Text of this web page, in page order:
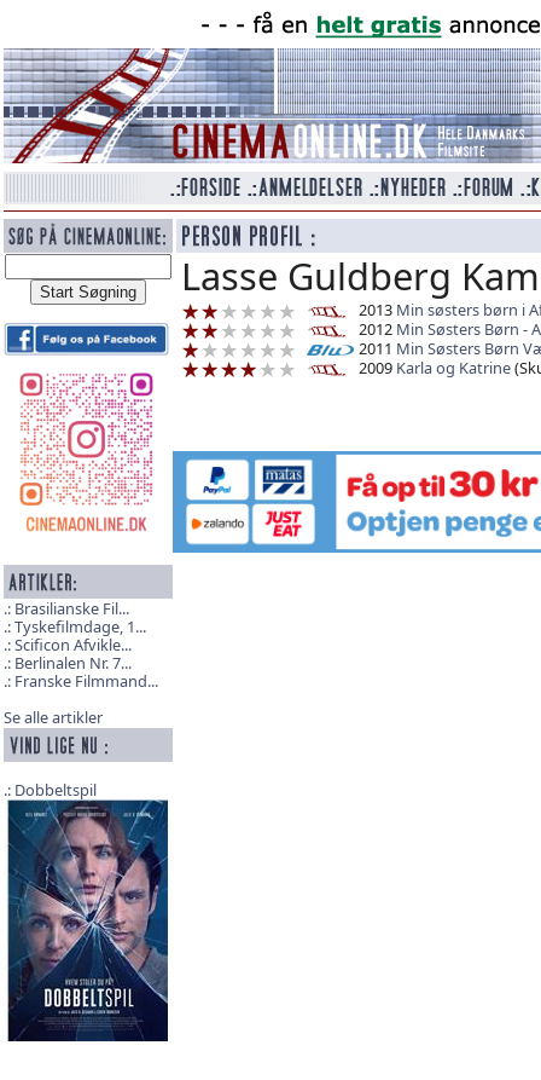
Brasilianske Fil...
Tyskefilmdage, 1...
Scificon Afvikle...
Berlinalen Nr. 7...
Franske Filmmand...
Se alle artikler
Dobbeltspil
Lasse Guldberg
2013 Min søsters børn i
2012 Min Søsters Børn -
2011 Min Søsters Børn
2009 Karla og Katrine